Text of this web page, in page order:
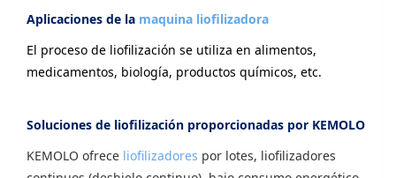
Aplicaciones de la maquina liofilizadora
El proceso de liofilización se utiliza en alimentos,
medicamentos, biología, productos químicos, etc.
Soluciones de liofilización proporcionadas por KEMOLO
KEMOLO ofrece liofilizadores por lotes, liofilizadores